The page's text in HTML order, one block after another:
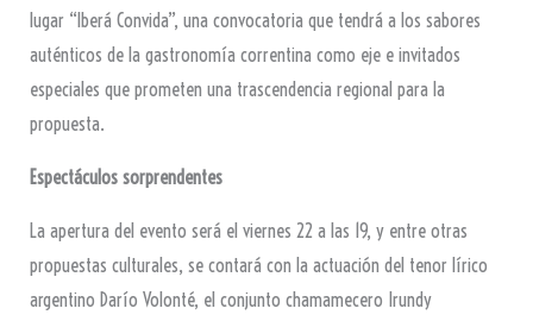
lugar “Iberá Convida”, una convocatoria que tendrá a los sabores
auténticos de la gastronomía correntina como eje e invitados
especiales que prometen una trascendencia regional para la
propuesta.
Espectáculos sorprendentes
La apertura del evento será el viernes 22 a las 19, y entre otras
propuestas culturales, se contará con la actuación del tenor lírico
argentino Darío Volonté, el conjunto chamamecero Irundy